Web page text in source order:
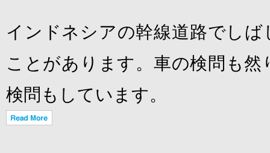
インドネシアの幹線道路でし
ことがあります。車の検問も
検問もしています。